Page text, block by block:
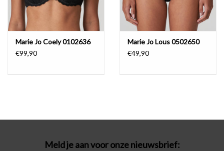
Marie Jo Coely 0102636
€99,90
Marie Jo Lous 0502650
€49,90
Meld je aan voor onze nieuwsbrief: